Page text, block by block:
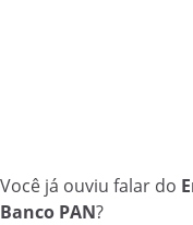
Você já ouviu falar do
Banco PAN?